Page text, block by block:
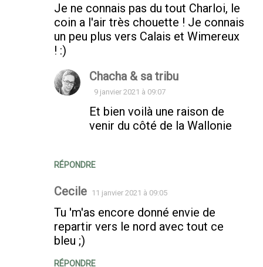
Je ne connais pas du tout Charloi, le
coin a l'air très chouette ! Je connais
un peu plus vers Calais et Wimereux
! :)
RÉPONDRE
Chacha & sa tribu
9 janvier 2021 à 09:07
Et bien voilà une raison de
venir du côté de la Wallonie
Cecile 11 janvier 2021 à 09:05
Tu 'm'as encore donné envie de
repartir vers le nord avec tout ce
bleu ;)
RÉPONDRE